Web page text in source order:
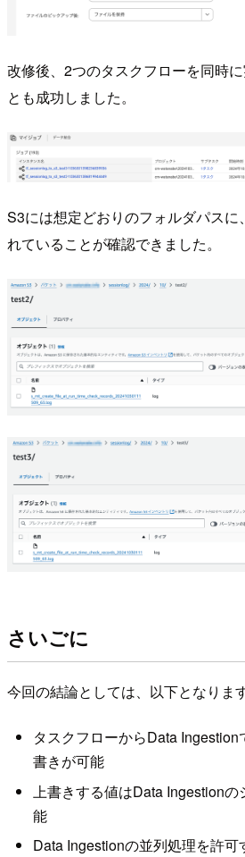
改修後、2つのタスクフローを同時
とも成功しました。
S3には想定どおりのフォルダパスに
れていることが確認できました。
さいごに
今回の結論としては、以下となります
タスクフローからData
書きが可能
上書きする値はData Ingestion
能
Data Ingestionの並列処理を許